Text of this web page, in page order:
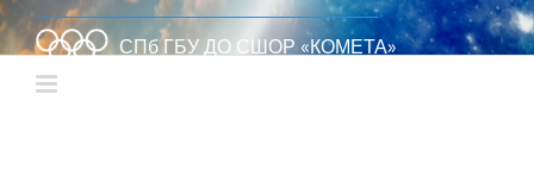
СПб ГБУ ДО СШОР «КОМЕТА»